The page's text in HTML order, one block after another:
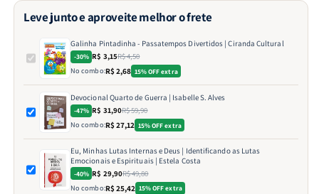
Leve junto e aproveite melhor o frete
Galinha Pintadinha - Passatempos Divertidos | Ciranda Cultural
-30% R$ 3,15R$ 4,50
No combo:R$ 2,68 15% OFF extra
Devocional Quarto de Guerra | Isabelle S. Alves
-47% R$ 31,90R$ 59,90
No combo:R$ 27,12 15% OFF extra
Eu, Minhas Lutas Internas e Deus | Identificando as Lutas
Emocionais e Espirituais | Estela Costa
-40% R$ 29,90R$ 49,80
No combo:R$ 25,42 15% OFF extra